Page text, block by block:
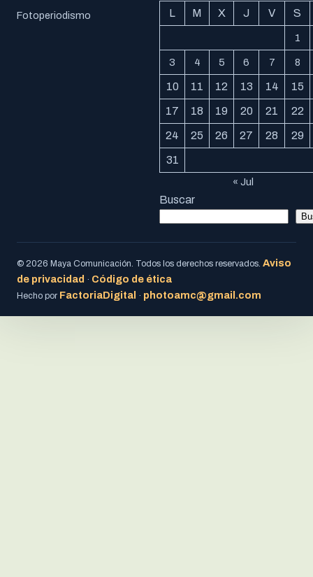
Fotoperiodismo
L
M X J V S
1
3 4 5 6 7 8
10 11 12 13 14 15
17 18 19 20 21 22
24 25 26 27 28 29
31
« Jul
Buscar
© 2026 Maya Comunicación. Todos los derechos reservados. Aviso
de privacidad · Código de ética
Hecho por FactoriaDigital · photoamc@gmail.com